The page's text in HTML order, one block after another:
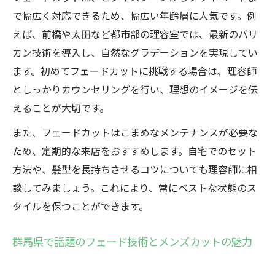
プロが薦めるBARBER系メンズカットの選
び方
理想の髪型を群馬で見つけるメンズカット入門
メンズカット初心者が群馬で失敗しないコ
ツ
理想の髪型を叶えるメンズカットの基本知
識
群馬県で人気のメンズカットスタイルとは
自分に似合うメンズカットの選び方ポイン
ト
トレンドを押さえるメンズカットの最新事
で幅広く対応できるため、幅広い年齢層に人気です。例
えば、前橋や太田など都市部の理容室では、最新のバリ
カン技術を導入し、自然なグラデーションを実現してい
ます。初めてフェードカットに挑戦する場合は、理容師
としっかりカウンセリングを行い、理想のイメージを伝
えることが大切です。
また、フェードカットはこまめなメンテナンスが必要な
ため、定期的な来店をおすすめします。自宅でのセット
方法や、髪型を長持ちさせるコツについても理容師に相
談してみましょう。これにより、常にベストな状態のス
タイルを保つことができます。
群馬県で話題のフェード技術とメンズカットの魅力